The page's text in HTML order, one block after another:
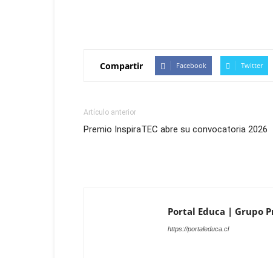
Compartir Facebook Twitter
Artículo anterior
Premio InspiraTEC abre su convocatoria 2026
Portal Educa | Grupo
https://portaleduca.cl